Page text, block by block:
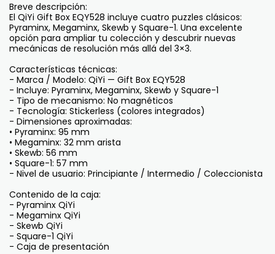
Breve descripción:
El QiYi Gift Box EQY528 incluye cuatro puzzles clásicos:
Pyraminx, Megaminx, Skewb y Square-1. Una excelente
opción para ampliar tu colección y descubrir nuevas
mecánicas de resolución más allá del 3×3.
Características técnicas:
- Marca / Modelo: QiYi — Gift Box EQY528
- Incluye: Pyraminx, Megaminx, Skewb y Square-1
- Tipo de mecanismo: No magnéticos
- Tecnología: Stickerless (colores integrados)
- Dimensiones aproximadas:
• Pyraminx: 95 mm
• Megaminx: 32 mm arista
• Skewb: 56 mm
• Square-1: 57 mm
- Nivel de usuario: Principiante / Intermedio / Coleccionista
Contenido de la caja:
- Pyraminx QiYi
- Megaminx QiYi
- Skewb QiYi
- Square-1 QiYi
- Caja de presentación